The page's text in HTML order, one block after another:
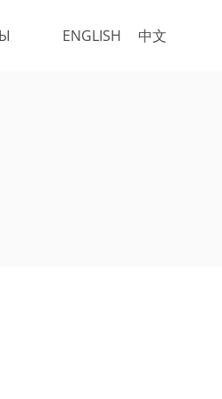
ENGLISH 中文